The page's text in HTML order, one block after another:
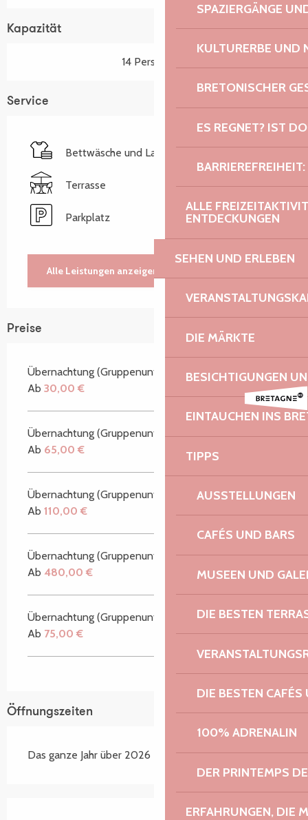
SPAZIERGÄNGE
KULTURERBE UND
BRETONISCHER
ES REGNET? IST
ALLE
ENTDECKUNGEN
SEHEN UND ERLEBEN
DIE MÄRKTE
BESICHTIGUNGEN
EINTAUCHEN INS
TIPPS
AUSSTELLUNGEN
CAFÉS UND BARS
MUSEEN UND
DIE BESTEN
DIE BESTEN
100% ADRENALIN
DER PRINTEMPS
ERFAHRUNGEN, DIE
Kapazität
14 Person(en)
Service
Bettwäsche und Laken
Terrasse
Parkplatz
Alle Leistungen anzeigen
Preise
Übernachtung (Gruppenunterkunft)
Ab 30,00 €
Übernachtung (Gruppenunterkunft)
Ab 65,00 €
Übernachtung (Gruppenunterkunft)
Ab 110,00 €
Übernachtung (Gruppenunterkunft)
Ab 480,00 €
Übernachtung (Gruppenunterkunft)
Ab 75,00 €
Öffnungszeiten
Das ganze Jahr über 2026